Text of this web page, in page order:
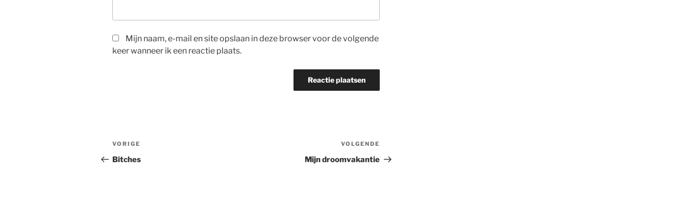
Mijn naam, e-mail en site opslaan in deze browser voor de volgende
keer wanneer ik een reactie plaats.
Bericht
navigatie
Vorig
bericht
VORIGE
Bitches
bericht
VOLGENDE
Mijn droomvakantie